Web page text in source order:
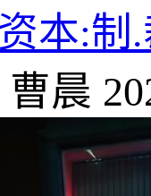
本:制
曹晨